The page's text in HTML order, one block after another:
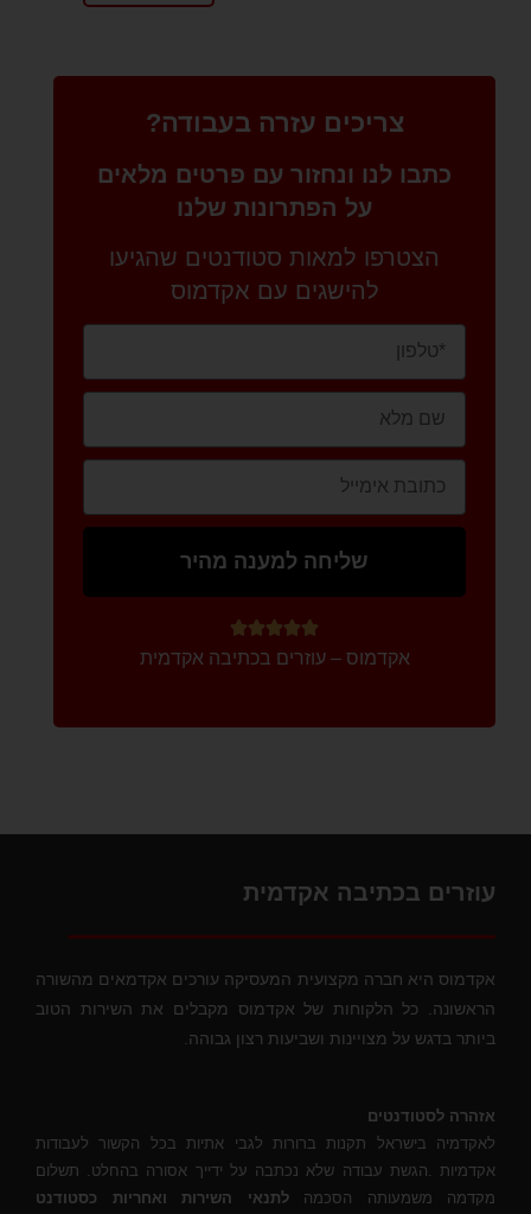
צריכים עזרה בעבודה?
כתבו לנו ונחזור עם פרטים מלאים
על הפתרונות שלנו
הצטרפו למאות סטודנטים שהגיעו
להישגים עם אקדמוס
שליחה למענה מהיר





אקדמוס – עוזרים בכתיבה אקדמית
עוזרים בכתיבה אקדמית
אקדמוס היא חברה מקצועית המעסיקה עורכים אקדמאים מהשורה
הראשונה. כל הלקוחות של אקדמוס מקבלים את השירות הטוב
ביותר בדגש על מצויינות ושביעות רצון גבוהה.
אזהרה לסטודנטים
לאקדמיה בישראל תקנות ברורות לגבי אתיות בכל הקשור לעבודות
אקדמיות .הגשת עבודה שלא נכתבה על ידייך אסורה בהחלט. תשלום
מקדמה משמעותה הסכמהלתנאי השירות ואחריות כסטודנט